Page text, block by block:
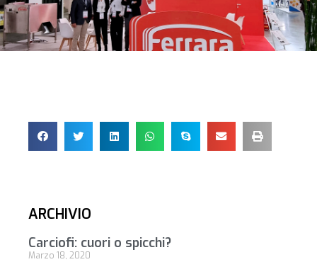
ARCHIVIO
Carciofi: cuori o spicchi?
Marzo 18, 2020